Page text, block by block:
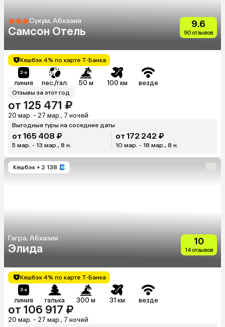
Сухум, Абхазия
Самсон Отель
9.6
90 отзывов
Кешбэк 4% по карте Т-Банка
линия пес./гал. 50 м 100 км везде
Отзывы за этот год
от 125 471 ₽
20 мар. - 27 мар., 7 ночей
Выгодные туры на соседние даты
от 165 408 ₽
5 мар. - 13 мар., 8 н.
от 172 242 ₽
10 мар. - 18 мар., 8 н.
Кешбэк + 2 138
Гагра, Абхазия
Элида
10
14 отзывов
Кешбэк 4% по карте Т-Банка
линия галька 300 м 31 км везде
от 106 917 ₽
20 мар. - 27 мар., 7 ночей